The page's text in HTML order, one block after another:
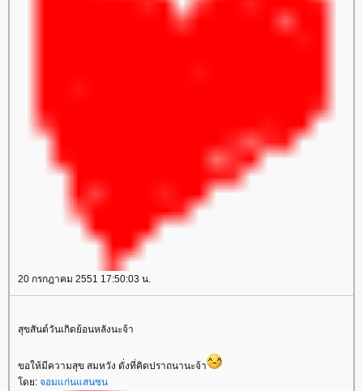
20 กรกฎาคม 2551 17:50:03 น.
สุขสันต์วันเกิดย้อนหลังนะจ้า
ขอให้มีความสุข สมหวัง ดั่งที่คิดปราถนานะจ้า
ดย: จอมแก่นแสนซน